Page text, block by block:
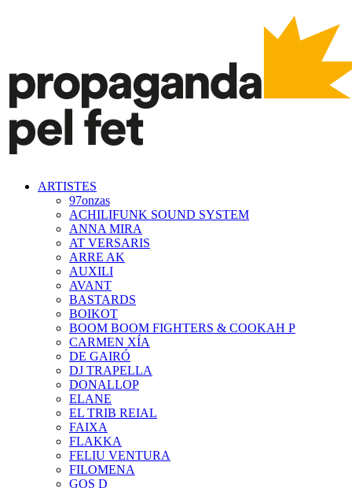
ARTISTES
97onzas
ACHILIFUNK SOUND SYSTEM
ANNA MIRA
AT VERSARIS
ARRE AK
AUXILI
AVANT
BASTARDS
BOIKOT
BOOM BOOM FIGHTERS & COOKAH P
CARMEN XÍA
DE GAIRÓ
DJ TRAPELLA
DONALLOP
ELANE
EL TRIB REIAL
FAIXA
FLAKKA
FELIU VENTURA
FILOMENA
GOS D